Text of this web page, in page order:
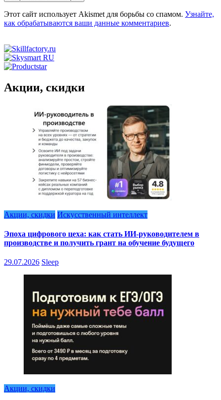
Этот сайт использует Akismet для борьбы со спамом. Узнайте,
как обрабатываются ваши данные комментариев.
Акции, скидки
Акции, скидки Искусственный интеллект
Эпоха цифрового цеха: как стать ИИ-руководителем в
производстве и получить грант на обучение будущего
29.07.2026 Sleep
Акции, скидки